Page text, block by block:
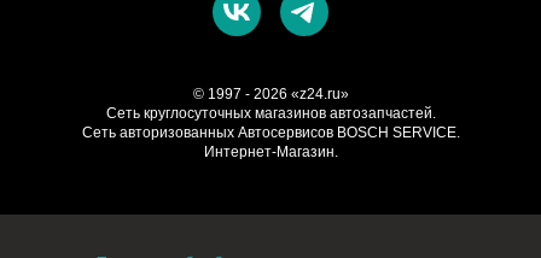
© 1997 - 2026 «z24.ru»
Cеть круглосуточных магазинов автозапчастей.
Сеть авторизованных Автосервисов BOSCH SERVICE.
Интернет-Магазин.